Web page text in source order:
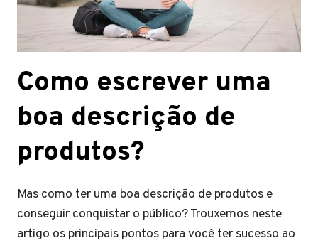
Como escrever uma
boa descrição de
produtos?
Mas como ter uma boa descrição de produtos e
conseguir conquistar o público? Trouxemos neste
artigo os principais pontos para você ter sucesso ao